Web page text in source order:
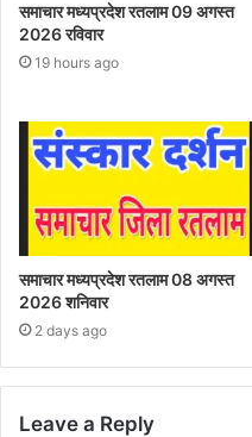
समाचार मध्यप्रदेश रतलाम 09 अगस्त
2026 रविवार
19 hours ago
समाचार मध्यप्रदेश रतलाम 08 अगस्त
2026 शनिवार
2 days ago
Leave a Reply